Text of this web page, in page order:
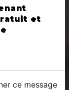
et
ce message